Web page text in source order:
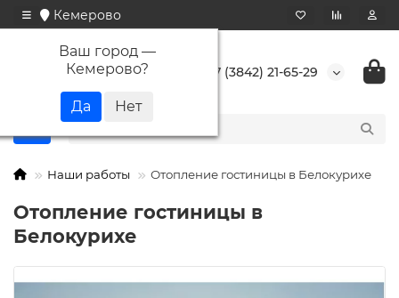
Кемерово
Ваш город —
Кемерово? +7 (3842) 21-65-29
Наши работы Отопление гостиницы в Белокурихе
Отопление гостиницы в
Белокурихе